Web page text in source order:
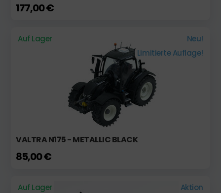
177,00 €
Auf Lager
Neu!
Limitierte Auflage!
VALTRA N175 - METALLIC BLACK
85,00 €
Auf Lager Aktion